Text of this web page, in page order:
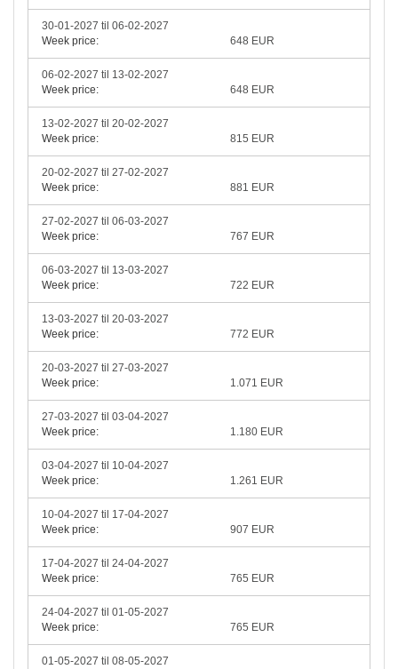
30-01-2027 til 06-02-2027
Week price:
648 EUR
06-02-2027 til 13-02-2027
Week price:
648 EUR
13-02-2027 til 20-02-2027
Week price:
815 EUR
20-02-2027 til 27-02-2027
Week price:
881 EUR
27-02-2027 til 06-03-2027
Week price:
767 EUR
06-03-2027 til 13-03-2027
Week price:
722 EUR
13-03-2027 til 20-03-2027
Week price:
772 EUR
20-03-2027 til 27-03-2027
Week price:
1.071 EUR
27-03-2027 til 03-04-2027
Week price:
1.180 EUR
03-04-2027 til 10-04-2027
Week price:
1.261 EUR
10-04-2027 til 17-04-2027
Week price:
907 EUR
17-04-2027 til 24-04-2027
Week price:
765 EUR
24-04-2027 til 01-05-2027
Week price:
765 EUR
01-05-2027 til 08-05-2027